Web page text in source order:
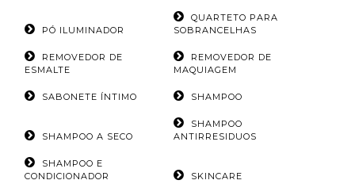
PÓ ILUMINADOR
QUARTETO PARA
SOBRANCELHAS
REMOVEDOR DE
ESMALTE
REMOVEDOR DE
MAQUIAGEM
SABONETE ÍNTIMO SHAMPOO
SHAMPOO A SECO
SHAMPOO
ANTIRRESIDUOS
SHAMPOO E
CONDICIONADOR
SKINCARE